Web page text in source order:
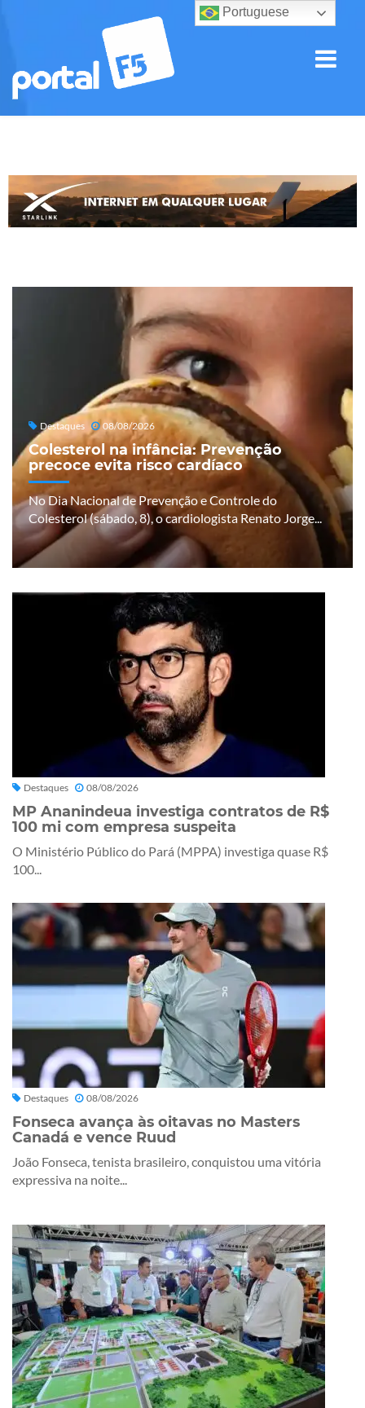
Destaques 08/08/2026
Colesterol na infância: Prevenção
precoce evita risco cardíaco
No Dia Nacional de Prevenção e Controle do
Colesterol (sábado, 8), o cardiologista Renato Jorge...
Destaques 08/08/2026
MP Ananindeua investiga contratos de R$
100 mi com empresa suspeita
O Ministério Público do Pará (MPPA) investiga quase R$
100...
Destaques 08/08/2026
Fonseca avança às oitavas no Masters
Canadá e vence Ruud
João Fonseca, tenista brasileiro, conquistou uma vitória
expressiva na noite...
Portuguese